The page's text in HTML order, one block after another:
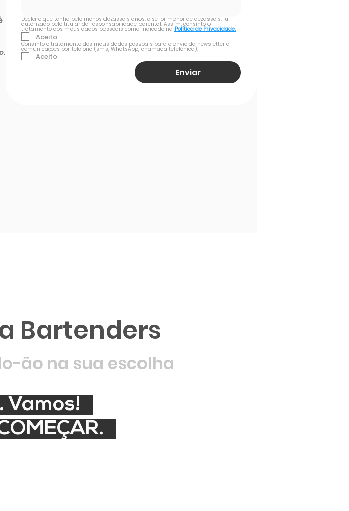
Declaro que tenho pelo menos dezasseis anos, e se for menor de dezasseis, fui
autorizado pelo titular da responsabilidade parental. Assim, consinto o
tratamento dos meus dados pessoais como indicado na Política de Privacidade.
Aceito
Consinto o tratamento dos meus dados pessoais para o envio da newsletter e
comunicações por telefone (sms, WhatsApp, chamada telefónica).
Aceito
Enviar
Bartenders
ão na sua escolha
Vamos!